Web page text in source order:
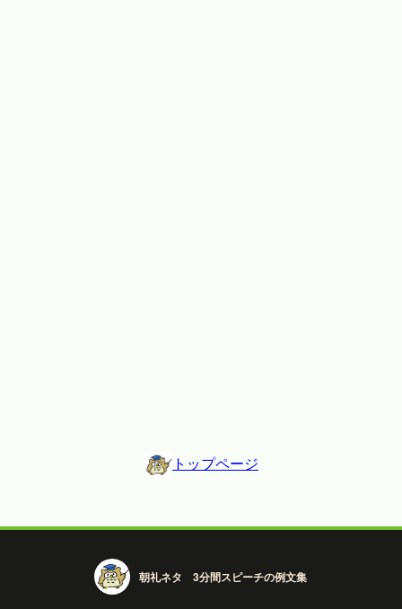
トップページ
朝礼ネタ 3分間スピーチの例文集